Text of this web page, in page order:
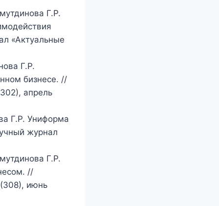
Г.Р.
«Актуальные
Г.Р.
бизнесе. //
апрель
Г.Р. Униформа
журнал
Г.Р.
//
июнь